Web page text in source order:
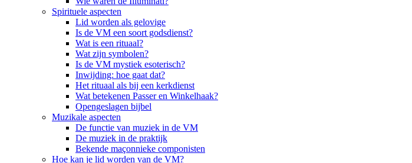
Spirituele aspecten
Lid worden als gelovige
Is de VM een soort godsdienst?
Wat is een rituaal?
Wat zijn symbolen?
Is de VM mystiek esoterisch?
Inwijding: hoe gaat dat?
Het rituaal als bij een kerkdienst
Wat betekenen Passer en Winkelhaak?
Opengeslagen bijbel
Muzikale aspecten
De functie van muziek in de VM
De muziek in de praktijk
Bekende maçonnieke componisten
Hoe kan je lid worden van de VM?